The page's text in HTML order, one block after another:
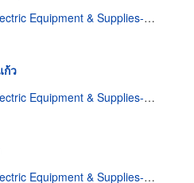
Equipment & Supplies-Service & Repairing
ก้ว
Equipment & Supplies-Service & Repairing
Equipment & Supplies-Service & Repairing